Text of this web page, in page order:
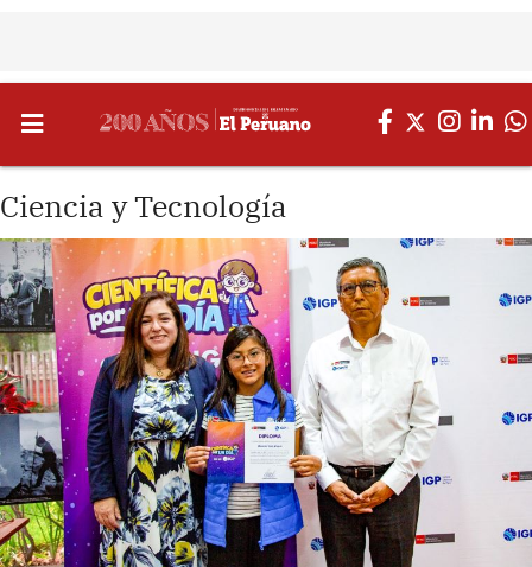
Ciencia y Tecnología